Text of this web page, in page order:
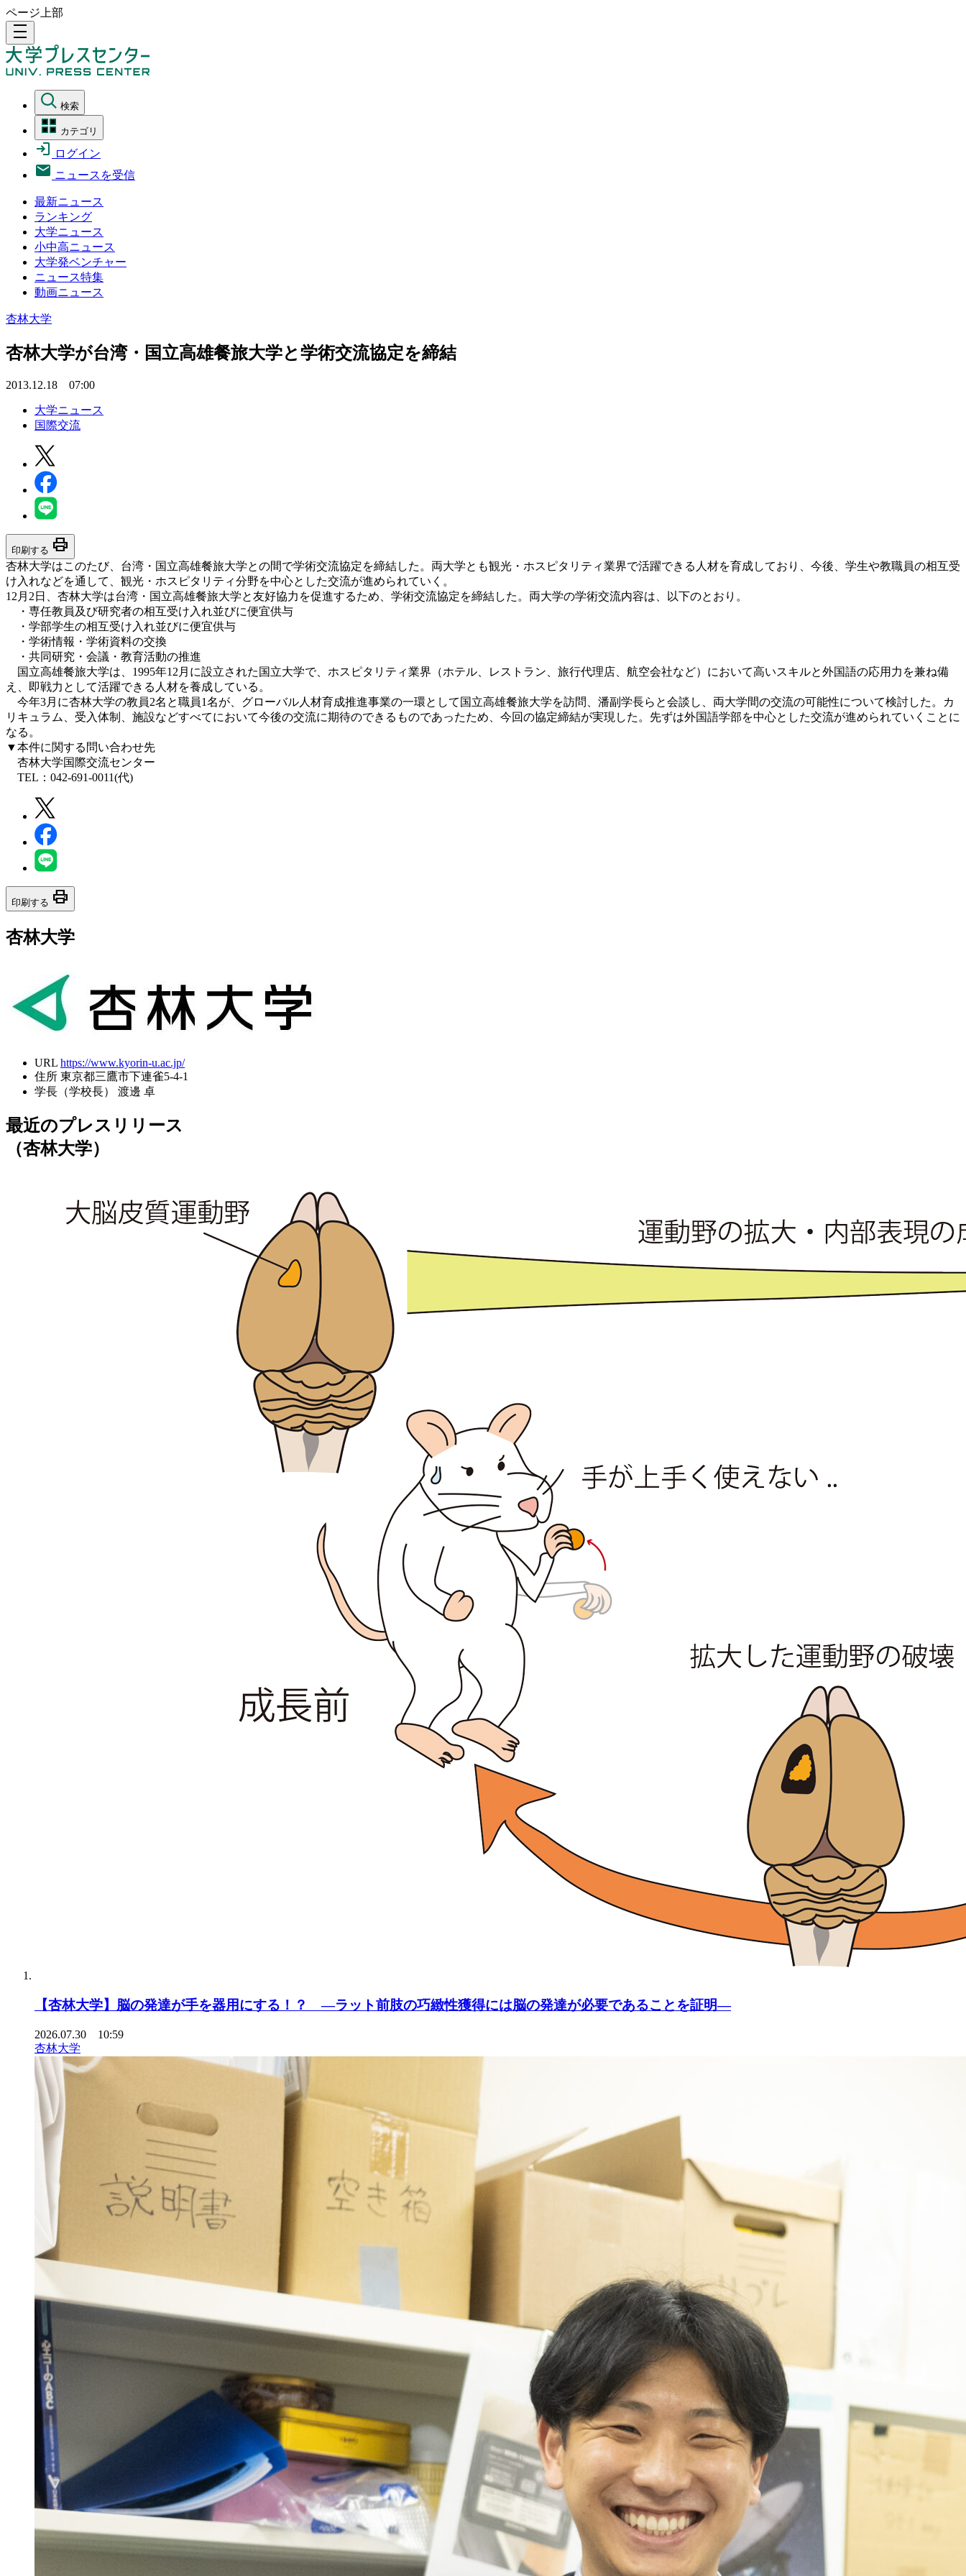
ページ上部
density_medium
検索
カテゴリ
ログイン
ニュースを受信
最新ニュース
ランキング
大学ニュース
小中高ニュース
大学発ベンチャー
ニュース特集
動画ニュース
杏林大学
杏林大学が台湾・国立高雄餐旅大学と学術交流協定を締結
2013.12.18 07:00
大学ニュース
国際交流
印刷する print
杏林大学はこのたび、台湾・国立高雄餐旅大学との間で学術交流協定を締結した。両大学とも観光・ホスピタリティ業界で活躍できる人材を育成しており、今後、学生や教職員の相互受
け入れなどを通して、観光・ホスピタリティ分野を中心とした交流が進められていく。
12月2日、杏林大学は台湾・国立高雄餐旅大学と友好協力を促進するため、学術交流協定を締結した。両大学の学術交流内容は、以下のとおり。
・専任教員及び研究者の相互受け入れ並びに便宜供与
・学部学生の相互受け入れ並びに便宜供与
・学術情報・学術資料の交換
・共同研究・会議・教育活動の推進
国立高雄餐旅大学は、1995年12月に設立された国立大学で、ホスピタリティ業界（ホテル、レストラン、旅行代理店、航空会社など）において高いスキルと外国語の応用力を兼ね備
え、即戦力として活躍できる人材を養成している。
今年3月に杏林大学の教員2名と職員1名が、グローバル人材育成推進事業の一環として国立高雄餐旅大学を訪問、潘副学長らと会談し、両大学間の交流の可能性について検討した。カ
リキュラム、受入体制、施設などすべてにおいて今後の交流に期待のできるものであったため、今回の協定締結が実現した。先ずは外国語学部を中心とした交流が進められていくことに
なる。
▼本件に関する問い合わせ先
杏林大学国際交流センター
TEL：042-691-0011(代)
印刷する print
杏林大学
URL https://www.kyorin-u.ac.jp/
住所 東京都三鷹市下連雀5-4-1
学長（学校長）
渡邊 卓
最近のプレスリリース
（杏林大学）
【杏林大学】脳の発達が手を器用にする！？ ―ラット前肢の巧緻性獲得には脳の発達が必要であることを証明―
2026.07.30 10:59
杏林大学